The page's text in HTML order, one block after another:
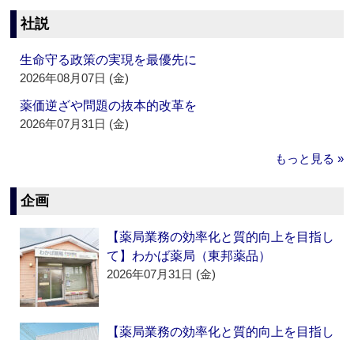
社説
生命守る政策の実現を最優先に
2026年08月07日 (金)
薬価逆ざや問題の抜本的改革を
2026年07月31日 (金)
もっと見る »
企画
【薬局業務の効率化と質的向上を目指し
て】わかば薬局（東邦薬品）
2026年07月31日 (金)
【薬局業務の効率化と質的向上を目指し